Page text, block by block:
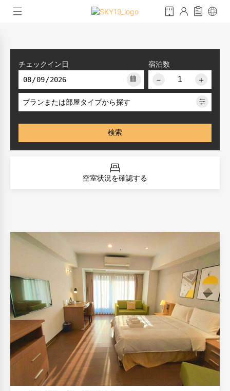
チェックイン日
宿泊数
－
＋
プランまたは部屋タイプから探す
検索
空室状況を確認する